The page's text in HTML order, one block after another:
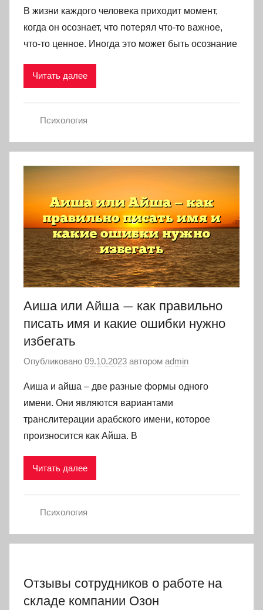
В жизни каждого человека приходит момент,
когда он осознает, что потерял что-то важное,
что-то ценное. Иногда это может быть осознание
Читать далее
Психология
Аиша или Айша — как правильно
писать имя и какие ошибки нужно
избегать
Опубликовано 09.10.2023 автором admin
Аиша и айша – две разные формы одного
имени. Они являются вариантами
транслитерации арабского имени, которое
произносится как Айша. В
Читать далее
Психология
Отзывы сотрудников о работе на
складе компании Озон